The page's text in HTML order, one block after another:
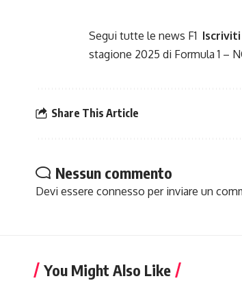
Segui tutte le news F1
stagione 2025 di Formula 1 –
Share This Article
Nessun commento
Devi essere connesso per inviare un
You Might Also Like